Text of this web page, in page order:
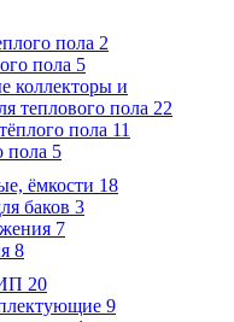
пола 2
пола 5
коллекторы и
теплового пола 22
пола 11
пола 5
ёмкости 18
баков 3
7
8
20
9